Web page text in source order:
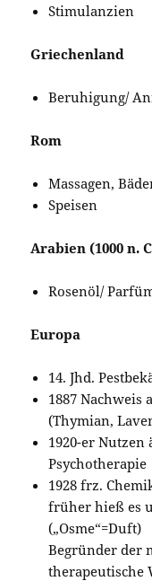
Stimulanzien
Griechenland
Beruhigung/
Rom
Massagen,
Speisen
Arabien (1000 n.
Rosenöl/
Europa
14. Jhd.
1887
(Thymian,
1920-er
1928 frz.
früher hieß es
(„Osme“=Duft)
Begründer der
therapeutische